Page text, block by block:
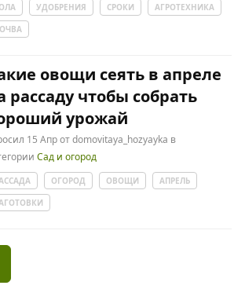
УДОБРЕНИЯ СРОКИ
АГРОТЕХНИКА
овощи сеять в апреле
рассаду чтобы собрать
урожай
15 Апр отdomovitaya_hozyayka в
Сад и огород
ОГОРОД ОВОЩИ
АПРЕЛЬ